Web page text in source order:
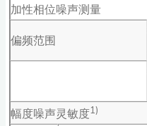
加性相位噪声测量
偏频范围
幅度噪声灵敏度1)